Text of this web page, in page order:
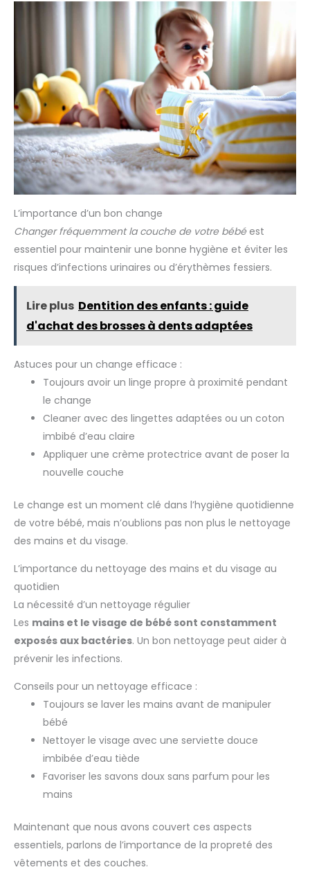
L’importance d’un bon change
Changer fréquemment la couche de votre bébéest
essentiel pour maintenir une bonne hygiène et éviter les
risques d’infections urinaires ou d’érythèmes fessiers.
Lire plus Dentition des enfants : guide
d'achat des brosses à dents adaptées
Astuces pour un change efficace :
Toujours avoir un linge propre à proximité pendant
le change
Cleaner avec des lingettes adaptées ou un coton
imbibé d’eau claire
Appliquer une crème protectrice avant de poser la
nouvelle couche
Le change est un moment clé dans l’hygiène quotidienne
de votre bébé, mais n’oublions pas non plus le nettoyage
des mains et du visage.
L’importance du nettoyage des mains et du visage au
quotidien
La nécessité d’un nettoyage régulier
Les mains et le visage de bébé sont constamment
exposés aux bactéries. Un bon nettoyage peut aider à
prévenir les infections.
Conseils pour un nettoyage efficace :
Toujours se laver les mains avant de manipuler
bébé
Nettoyer le visage avec une serviette douce
imbibée d’eau tiède
Favoriser les savons doux sans parfum pour les
mains
Maintenant que nous avons couvert ces aspects
essentiels, parlons de l’importance de la propreté des
vêtements et des couches.